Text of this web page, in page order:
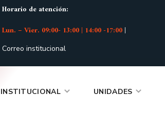
Horario de atención:
Lun. – Vier. 09:00- 13:00 | 14:00 -17:00|
Correo institucional
INSTITUCIONAL UNIDADES